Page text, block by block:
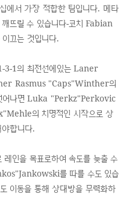
서 가장 적합한 팀입니다. 메타
뜨릴 수 있습니다-코치 Fabian
는 것입니다.
3-1의 최전선에있는 Laner
Rasmus "Caps"Winther의
어나면 Luka "Perkz"Perkovic
의 치명적인 시작으로 상
합니다.
인을 목표로하여 속도를 늦출 수
를 따를 수도 있습
이동을 통해 상대방을 무력화하